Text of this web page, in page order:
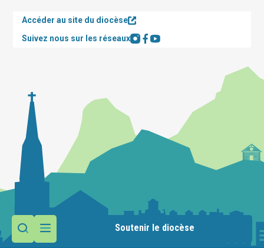
Soutenir le diocèse
Accéder au site du diocèse
Suivez nous sur les réseaux